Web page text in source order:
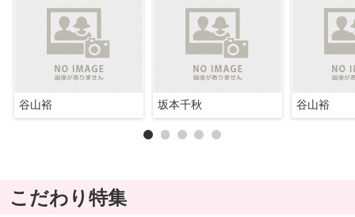
谷山裕 坂本千秋 谷山裕
こだわり特集